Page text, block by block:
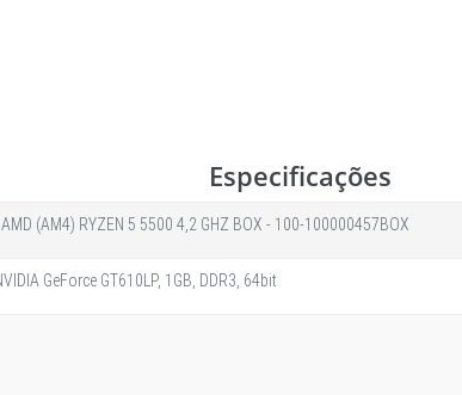
Especificações
AMD (AM4) RYZEN 5 5500 4,2 GHZ BOX - 100-100000457BOX
GeForce GT610LP, 1GB, DDR3, 64bit